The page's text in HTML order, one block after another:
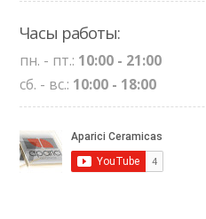
Часы работы:
пн. - пт.: 10:00 - 21:00
сб. - вс.: 10:00 - 18:00